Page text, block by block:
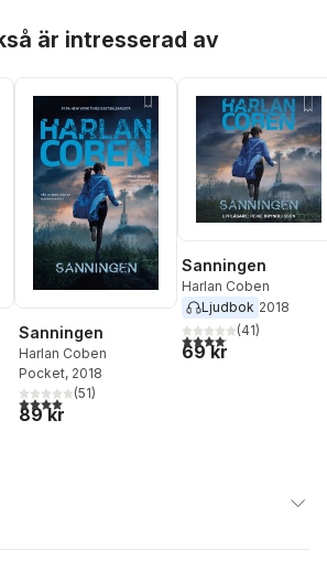
är intresserad av
antal röster:
Sanningen
Harlan Coben
Pocket, 2018
4,0utav 5 stjärnor. Totalt antal röster:
(51)
89 kr
Sanningen
Harlan Coben
Ljudbok 2018
4,1utav 5 stjärnor.
(41)
69 kr